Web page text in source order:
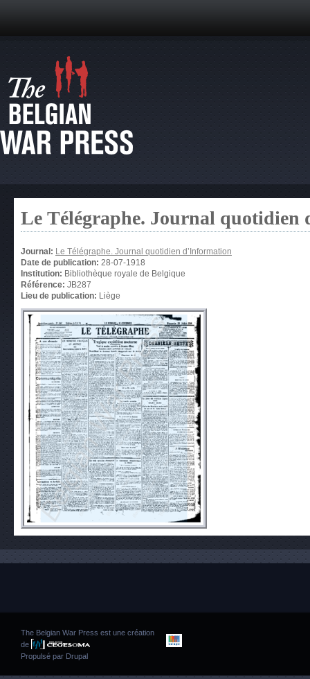
Le Télégraphe. Journal quotidien
Journal: Le Télégraphe. Journal quotidien d’Information
Date de publication: 28-07-1918
Institution: Bibliothèque royale de Belgique
Référence: JB287
Lieu de publication: Liège
The Belgian War Press est une création
de
Propulsé par Drupal